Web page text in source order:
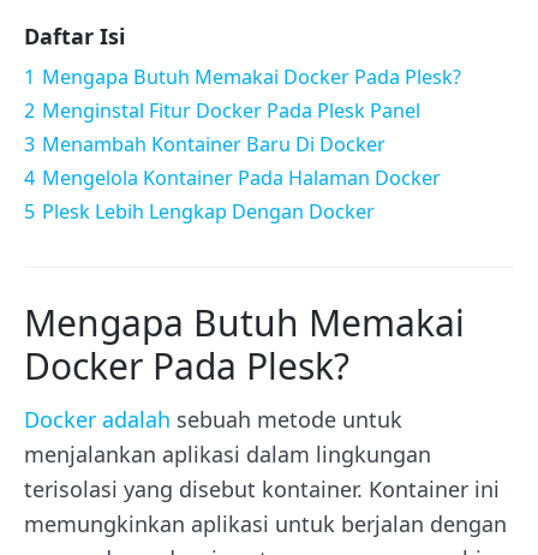
Daftar Isi
1 Mengapa Butuh Memakai Docker Pada Plesk?
2 Menginstal Fitur Docker Pada Plesk Panel
3 Menambah Kontainer Baru Di Docker
4 Mengelola Kontainer Pada Halaman Docker
5 Plesk Lebih Lengkap Dengan Docker
Mengapa Butuh Memakai
Docker Pada Plesk?
Docker adalah sebuah metode untuk
menjalankan aplikasi dalam lingkungan
terisolasi yang disebut kontainer. Kontainer ini
memungkinkan aplikasi untuk berjalan dengan